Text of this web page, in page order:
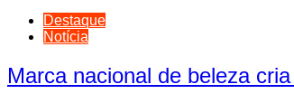
Destaque
Notícia
Marca nacional de beleza